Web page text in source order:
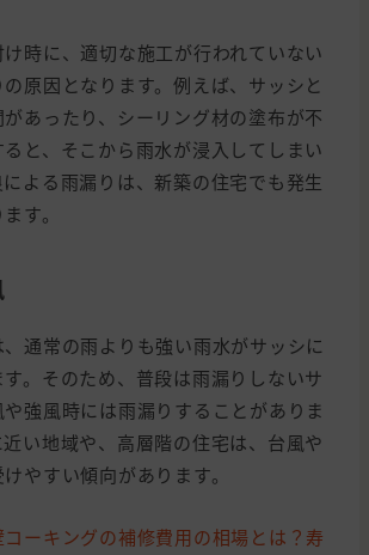
時に、適切な施工が行われていない
原因となります。例えば、サッシと
あったり、シーリング材の塗布が不
と、そこから雨水が浸入してしまい
よる雨漏りは、新築の住宅でも発生
す。
通常の雨よりも強い雨水がサッシに
。そのため、普段は雨漏りしないサ
強風時には雨漏りすることがありま
い地域や、高層階の住宅は、台風や
やすい傾向があります。
コーキングの補修費用の相場とは？寿